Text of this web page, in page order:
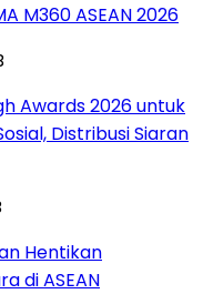
M360 ASEAN 2026
Awards 2026 untuk
Distribusi Siaran
Hentikan
di ASEAN